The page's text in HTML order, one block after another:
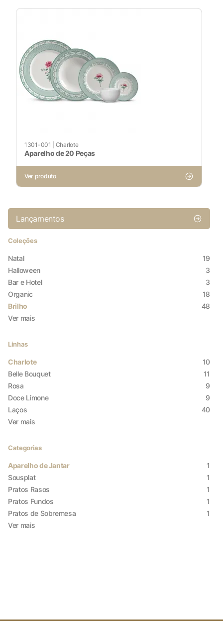
Lançamentos
Coleções
Natal
19
Halloween
3
Bar e Hotel
3
Organic
18
Brilho
48
Ver mais
Linhas
Charlote
10
Belle Bouquet
11
Rosa
9
Doce Limone
9
Laços
40
Ver mais
Categorias
Aparelho de Jantar
1
Sousplat
1
Pratos Rasos
1
Pratos Fundos
1
Pratos de Sobremesa
1
Ver mais
1301-001 Charlote
Aparelho de 20 Peças
Ver produto
Sempre ativado
Cookies Não Necessários